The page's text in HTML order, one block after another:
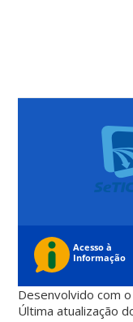
Desenvolvido com
Última atualização